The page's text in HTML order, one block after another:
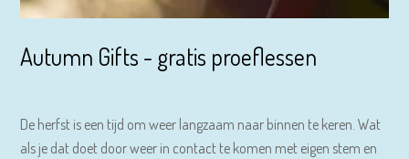
Autumn Gifts - gratis proeflessen
De herfst is een tijd om weer langzaam naar binnen te keren. Wat
als je dat doet door weer in contact te komen met eigen stem en